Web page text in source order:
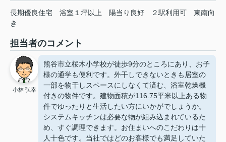
長期優良住宅 浴室１坪以上 陽当り良好 ２駅利用可
東南向
き
担当者のコメント
小林 弘幸
熊谷市立桜木小学校が徒歩9分のところにあり、お子
様の通学も便利です。外干しできないときも居室の
一部を物干しスペースにしなくて済む、浴室乾燥機
付きの物件です。建物面積が116.75平米以上ある物
件でゆったりと生活したい方にいかがでしょうか。
システムキッチンは必要な物が組み込まれているた
め、すぐ調理できます。お住まいへのこだわりは十
人十色です。当社ではどのお客様でも満足していた